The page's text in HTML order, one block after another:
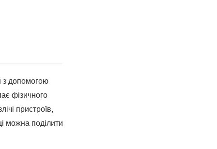
з допомогою
фізичного
пристроїв,
можна поділити